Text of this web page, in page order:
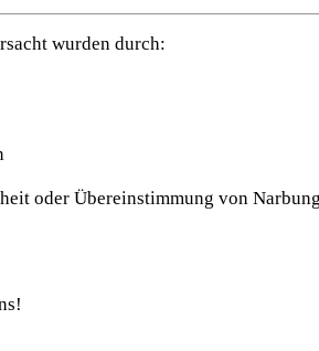
wurden durch:
oder Übereinstimmung von